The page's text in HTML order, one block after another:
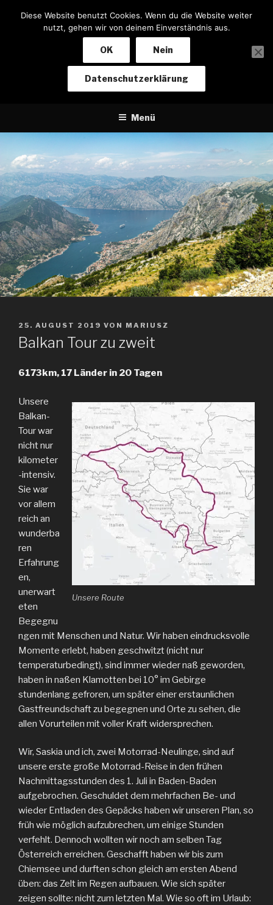
Inhalt
NOTIZEN EINES BIKERS
Menü
VERÖFFENTLICHT
AM
25. AUGUST 2019 VON MARIUSZ
Balkan Tour zu zweit
6173km, 17 Länder in 20 Tagen
Unsere Route
Unsere
Balkan-
Tour war
nicht nur
kilometer
-intensiv.
Sie war
vor allem
reich an
wunderba
ren
Erfahrung
en,
unerwart
eten
Begegnu
ngen mit Menschen und Natur. Wir haben eindrucksvolle
Momente erlebt, haben geschwitzt (nicht nur
temperaturbedingt), sind immer wieder naß geworden,
haben in naßen Klamotten bei 10° im Gebirge
stundenlang gefroren, um später einer erstaunlichen
Gastfreundschaft zu begegnen und Orte zu sehen, die
allen Vorurteilen mit voller Kraft widersprechen.
Wir, Saskia und ich, zwei Motorrad-Neulinge, sind auf
unsere erste große Motorrad-Reise in den frühen
Nachmittagsstunden des 1. Juli in Baden-Baden
aufgebrochen. Geschuldet dem mehrfachen Be- und
wieder Entladen des Gepäcks haben wir unseren Plan, so
früh wie möglich aufzubrechen, um einige Stunden
verfehlt. Dennoch wollten wir noch am selben Tag
Österreich erreichen. Geschafft haben wir bis zum
Chiemsee und durften schon gleich am ersten Abend
üben: das Zelt im Regen aufbauen. Wie sich später
zeigen sollte: nicht zum letzten Mal. Wie so oft im Urlaub:
Diese Website benutzt Cookies. Wenn du die Website weiter
nutzt, gehen wir von deinem Einverständnis aus.
OK Nein
Datenschutzerklärung